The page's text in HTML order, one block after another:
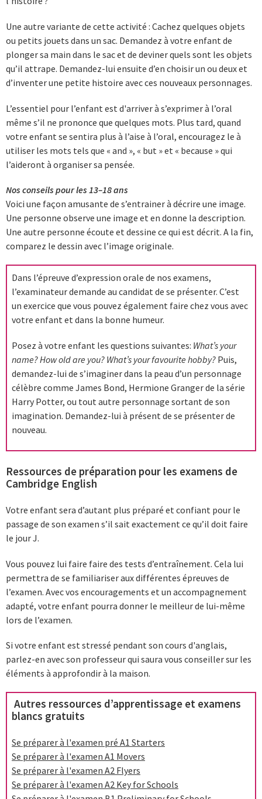
Une autre variante de cette activité : Cachez quelques objets
ou petits jouets dans un sac. Demandez à votre enfant de
plonger sa main dans le sac et de deviner quels sont les objets
qu’il attrape. Demandez-lui ensuite d’en choisir un ou deux et
d’inventer une petite histoire avec ces nouveaux personnages.
L’essentiel pour l’enfant est d'arriver à s’exprimer à l’oral
même s’il ne prononce que quelques mots. Plus tard, quand
votre enfant se sentira plus à l’aise à l’oral, encouragez le à
utiliser les mots tels que « and », « but » et « because » qui
l’aideront à organiser sa pensée.
Nos conseils pour les 13–18 ans
Voici une façon amusante de s’entrainer à décrire une image.
Une personne observe une image et en donne la description.
Une autre personne écoute et dessine ce qui est décrit. A la fin,
comparez le dessin avec l’image originale.
Dans l’épreuve d’expression orale de nos examens,
l’examinateur demande au candidat de se présenter. C’est
un exercice que vous pouvez également faire chez vous avec
votre enfant et dans la bonne humeur.
Posez à votre enfant les questions suivantes: What’s your
name?How old are you? What’s your favourite hobby? Puis,
demandez-lui de s’imaginer dans la peau d’un personnage
célèbre comme James Bond, Hermione Granger de la série
Harry Potter, ou tout autre personnage sortant de son
imagination. Demandez-lui à présent de se présenter de
nouveau.
Ressources de préparation pour les examens de
Cambridge English
Votre enfant sera d’autant plus préparé et confiant pour le
passage de son examen s’il sait exactement ce qu’il doit faire
le jour J.
Vous pouvez lui faire faire des tests d’entraînement. Cela lui
permettra de se familiariser aux différentes épreuves de
l’examen. Avec vos encouragements et un accompagnement
adapté, votre enfant pourra donner le meilleur de lui-même
lors de l’examen.
Si votre enfant est stressé pendant son cours d'anglais,
parlez-en avec son professeur qui saura vous conseiller sur les
éléments à approfondir à la maison.
Autres ressources d’apprentissage et examens
blancs gratuits
Se préparer à l'examen pré A1 Starters
Se préparer à l'examen A1 Movers
Se préparer à l'examen A2 Flyers
Se préparer à l'examen A2 Key for Schools